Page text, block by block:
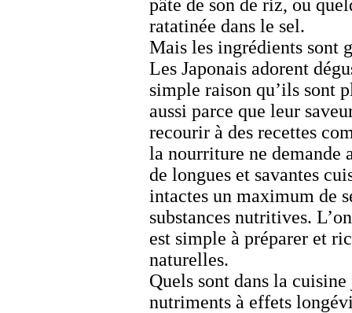
pâte de son de riz, ou
ratatinée dans le sel.
Mais les ingrédients sont
Les Japonais adorent
simple raison qu’ils sont
aussi parce que leur
recourir à des recettes
la nourriture ne demande
de longues et savantes
intactes un maximum de
substances nutritives.
est simple à préparer et
naturelles.
Quels sont dans la
nutriments à effets